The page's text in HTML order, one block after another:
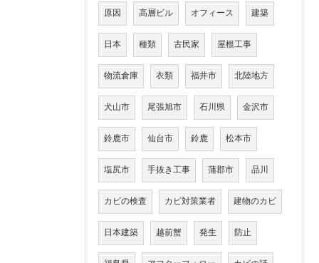
原因 高層ビル オフィース 建築
日本 種類 古民家 屋根工事
物流倉庫 衣類 福井市 北陸地方
犬山市 尾張旭市 石川県 金沢市
鈴鹿市 仙台市 鈴鹿 松本市
塩尻市 手抜き工事 蒲郡市 品川
カビの検査 カビ対策業者 建物のカビ
日本建築 越前蟹 発生 防止